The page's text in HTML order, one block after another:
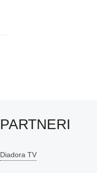
PARTNERI
Diadora TV